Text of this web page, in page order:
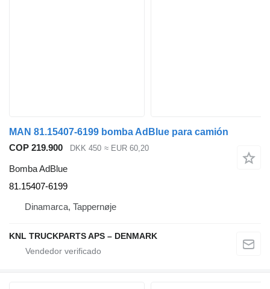
MAN 81.15407-6199 bomba AdBlue para camión
COP 219.900
DKK 450 ≈ EUR 60,20
Bomba AdBlue
81.15407-6199
Dinamarca, Tappernøje
KNL TRUCKPARTS APS – DENMARK